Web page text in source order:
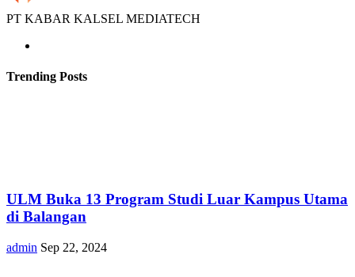
PT KABAR KALSEL MEDIATECH
Trending Posts
ULM Buka 13 Program Studi Luar Kampus Utama
di Balangan
admin Sep 22, 2024